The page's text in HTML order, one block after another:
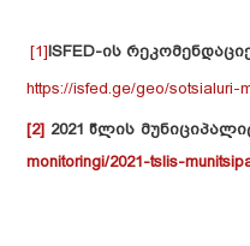
[1]ISFED-ის
https://isfed.ge/geo/
[2] 2021 წლის
monitoringi/2021-tslis-